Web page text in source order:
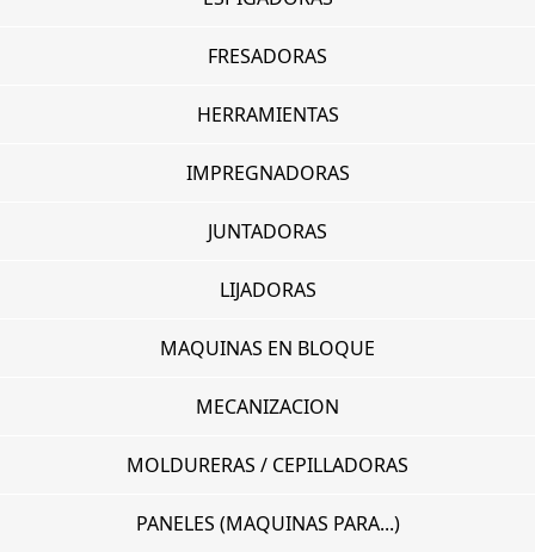
FRESADORAS
HERRAMIENTAS
IMPREGNADORAS
JUNTADORAS
LIJADORAS
MAQUINAS EN BLOQUE
MECANIZACION
MOLDURERAS / CEPILLADORAS
PANELES (MAQUINAS PARA...)